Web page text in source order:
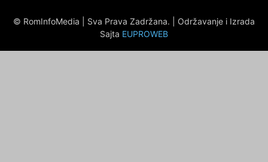
© RomInfoMedia | Sva Prava Zadržana. | Održavanje i Izrada
Sajta EUPROWEB